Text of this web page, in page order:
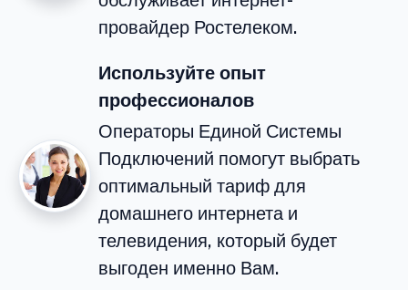
провайдер Ростелеком.
Используйте опыт
профессионалов
Операторы Единой Системы
Подключений помогут выбрать
оптимальный тариф для
домашнего интернета и
телевидения, который будет
выгоден именно Вам.